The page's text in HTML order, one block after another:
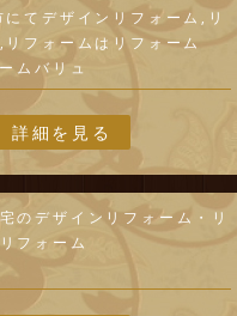
てデザインリフォーム,リ
フォームはリフォーム
ムバリュ
詳細を見る
のデザインリフォーム・リ
フォーム